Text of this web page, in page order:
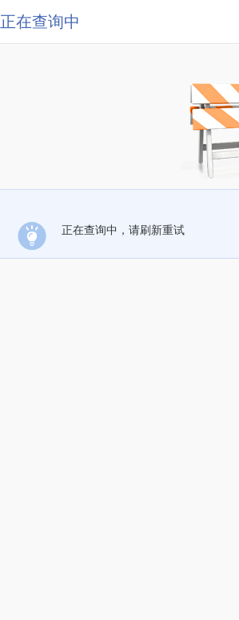
正在查询中
正在查询中，请刷新重试